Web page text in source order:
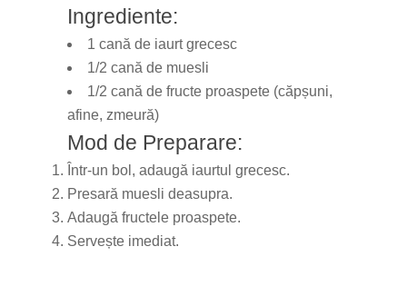
Ingrediente:
1 cană de iaurt grecesc
1/2 cană de muesli
1/2 cană de fructe proaspete (căpșuni,
afine, zmeură)
Mod de Preparare:
Într-un bol, adaugă iaurtul grecesc.
Presară muesli deasupra.
Adaugă fructele proaspete.
Servește imediat.